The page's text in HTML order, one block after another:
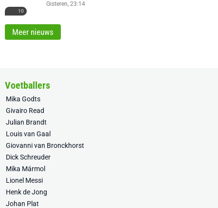
10
Gisteren, 23:14
Meer nieuws
Voetballers
Mika Godts
Givairo Read
Julian Brandt
Louis van Gaal
Giovanni van Bronckhorst
Dick Schreuder
Mika Mármol
Lionel Messi
Henk de Jong
Johan Plat